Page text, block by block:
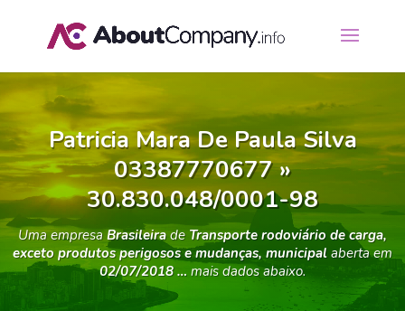
Patricia Mara De Paula Silva
03387770677 »
30.830.048/0001-98
Uma empresaBrasileira de Transporte rodoviário de carga,
exceto produtos perigosos e mudanças, municipal aberta em
02/07/2018 … mais dados abaixo.